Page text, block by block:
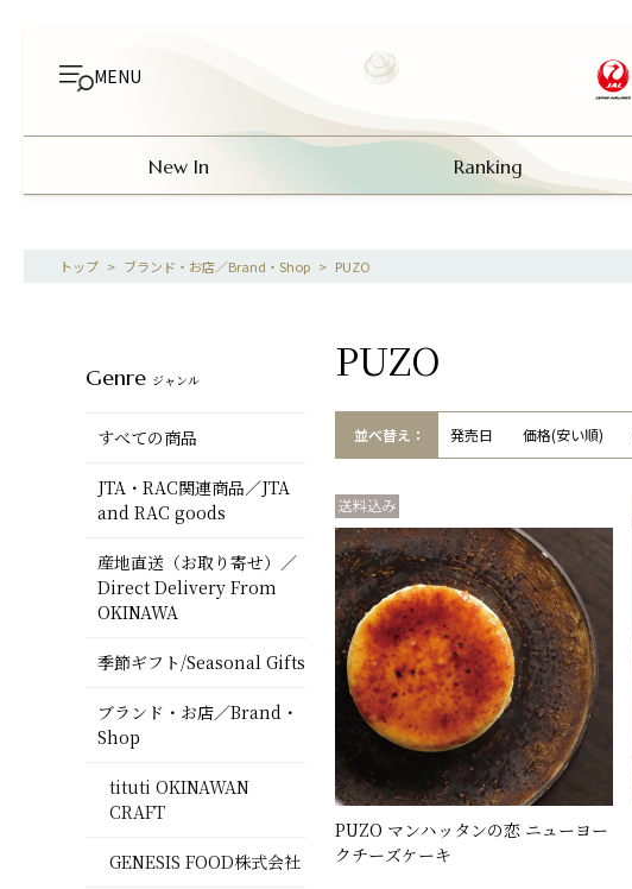
MENU
New In Ranking
> ブランド・お店／Brand・Shop > PUZO
Genre ジャンル
すべての商品
JTA・RAC関連商品／JTA
and RAC goods
産地直送（お取り寄せ）／
Direct Delivery From
OKINAWA
季節ギフト/Seasonal Gifts
ブランド・お店／Brand・
Shop
tituti OKINAWAN
CRAFT
GENESIS FOOD株式会社
PUZO
並べ替え： 発売日 価格(安い順)
PUZO マンハッタンの恋 ニューヨー
クチーズケーキ